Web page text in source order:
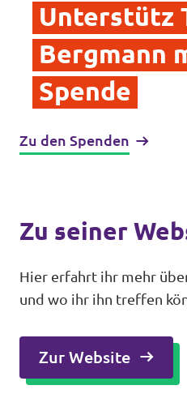
Unterstütz
Bergmann
Spende
Zu den Spenden
Zu seiner
Hier erfahrt ihr mehr
und wo ihr ihn treffen
Zur Website